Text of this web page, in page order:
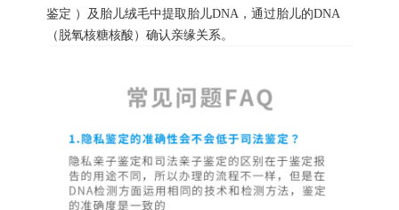
鉴定 ）及胎儿绒毛中提取胎儿DNA，通过胎儿的DNA
（脱氧核糖核酸）确认亲缘关系。